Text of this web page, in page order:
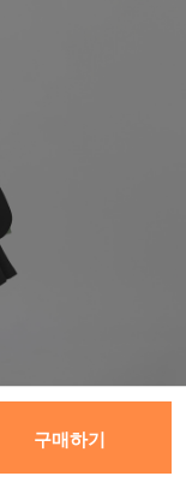
구매하기